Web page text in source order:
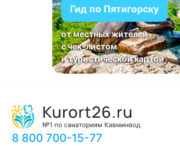
Гид по Пятигорску
от местных жителей
с чек-листом
и туристической картой
8 800 700-15-77